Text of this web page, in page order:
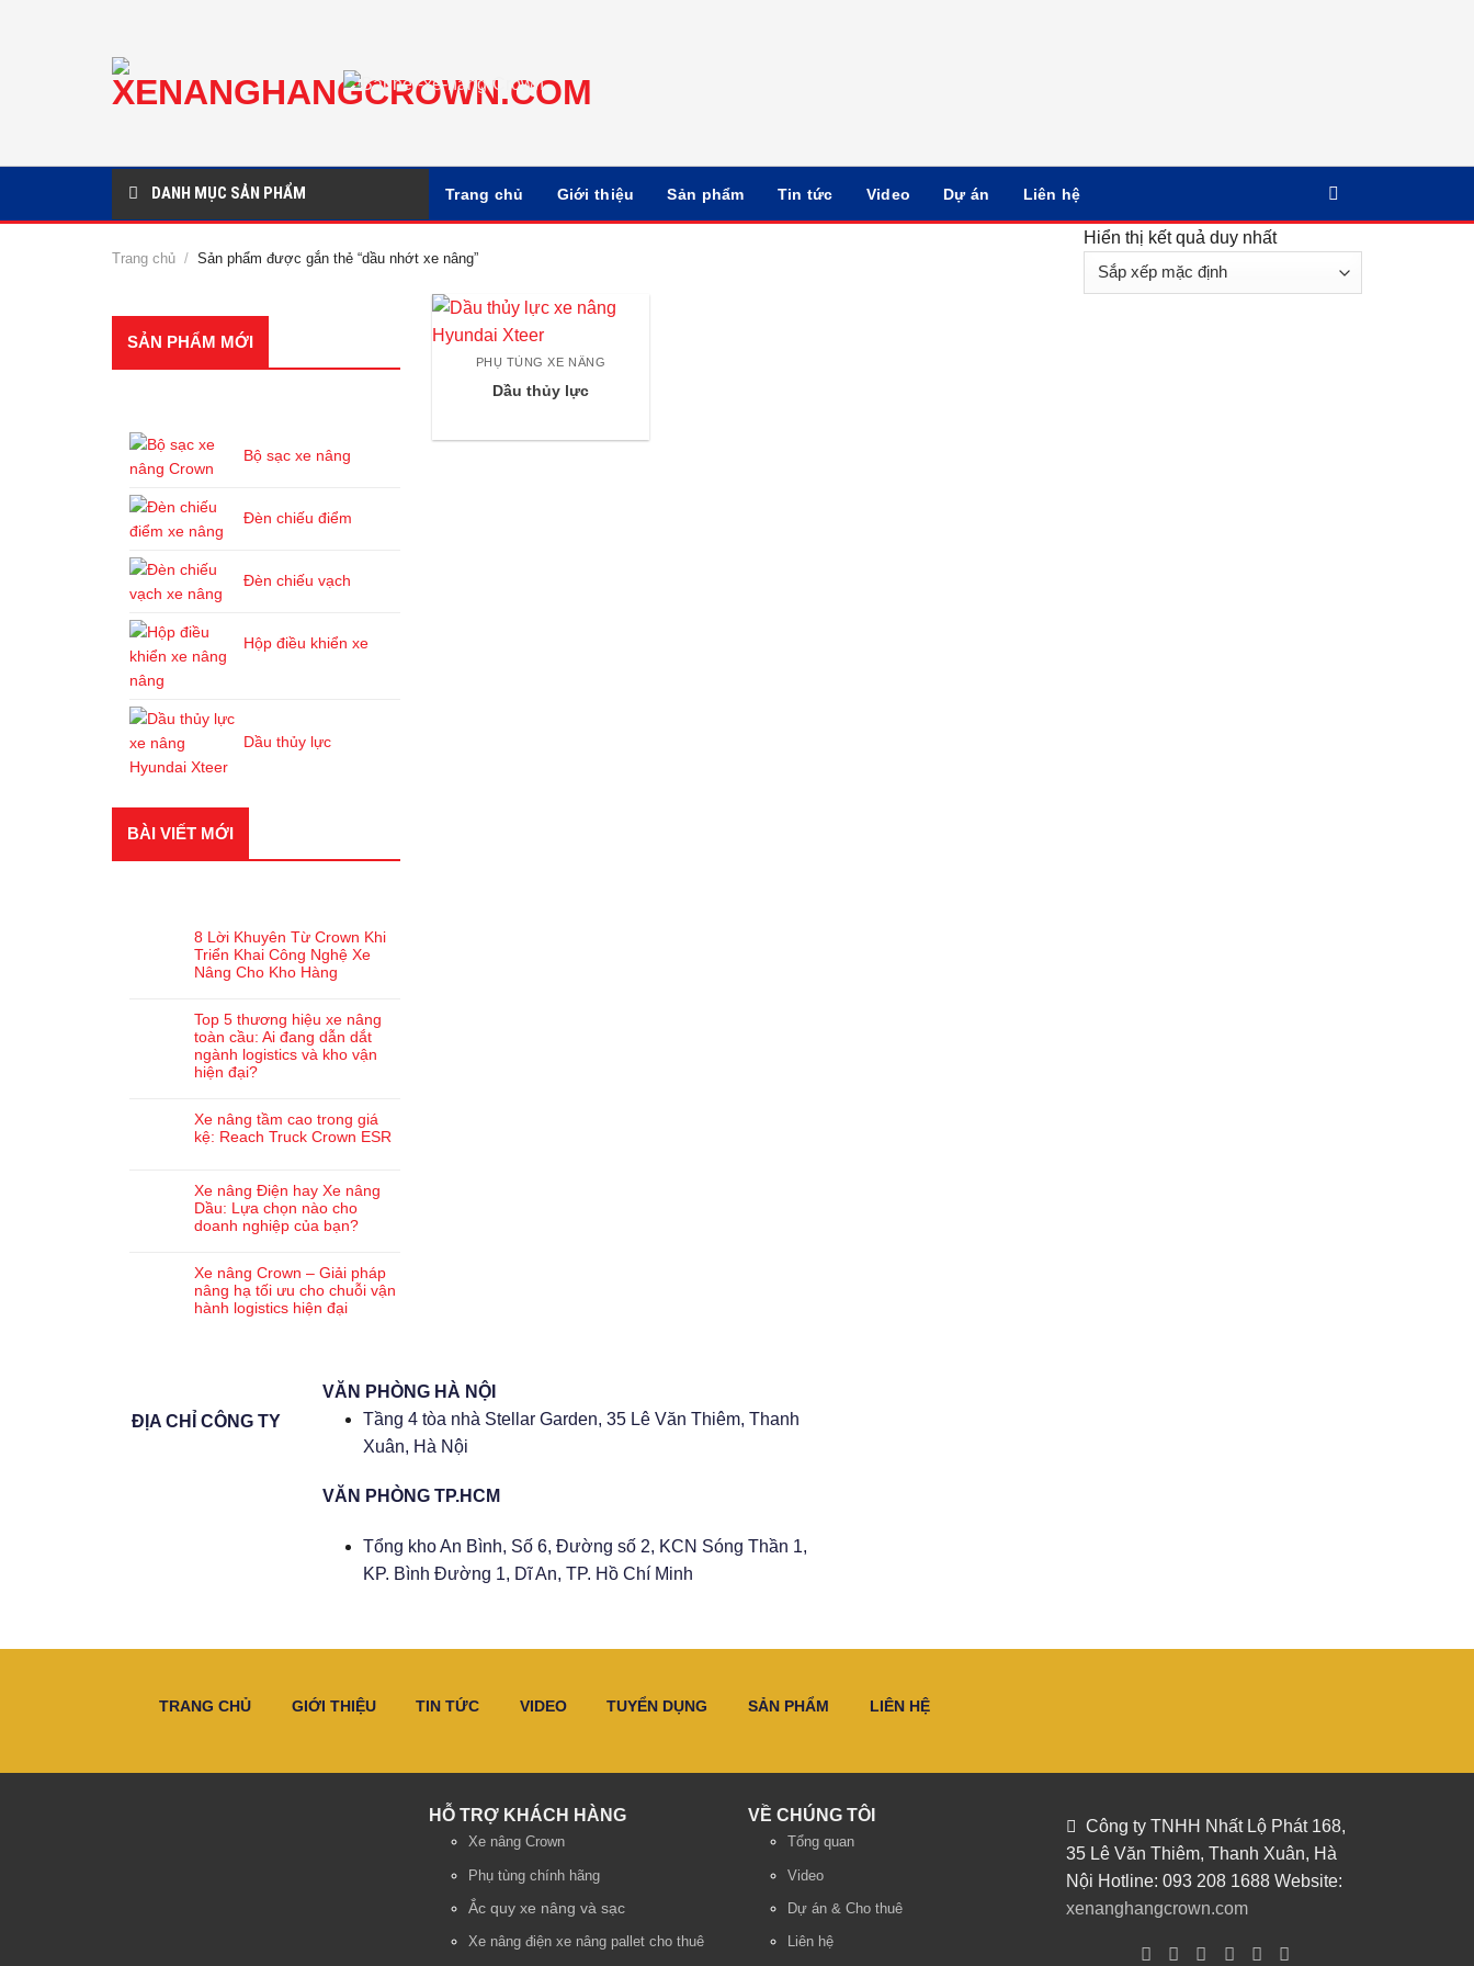
DANH MỤC SẢN PHẨM Trang chủ Giới thiệu Sản phẩm Tin tức Video Dự án Liên hệ
Trang chủ / Sản phẩm được gắn thẻ “dầu nhớt xe nâng”
Hiển thị kết quả duy nhất
SẢN PHẨM MỚI
Bộ sạc xe nâng
Đèn chiếu điểm
Đèn chiếu vạch
Hộp điều khiển xe
nâng
Dầu thủy lực
BÀI VIẾT MỚI
8 Lời Khuyên Từ Crown Khi
Triển Khai Công Nghệ Xe
Nâng Cho Kho Hàng
Top 5 thương hiệu xe nâng
toàn cầu: Ai đang dẫn dắt
ngành logistics và kho vận
hiện đại?
Xe nâng tầm cao trong giá
kệ: Reach Truck Crown ESR
Xe nâng Điện hay Xe nâng
Dầu: Lựa chọn nào cho
doanh nghiệp của bạn?
Xe nâng Crown – Giải pháp
nâng hạ tối ưu cho chuỗi vận
hành logistics hiện đại
PHỤ TÙNG XE NÂNG
Dầu thủy lực
ĐỊA CHỈ CÔNG TY
VĂN PHÒNG HÀ NỘI
Tầng 4 tòa nhà Stellar Garden, 35 Lê Văn Thiêm, Thanh
Xuân, Hà Nội
VĂN PHÒNG TP.HCM
Tổng kho An Bình, Số 6, Đường số 2, KCN Sóng Thần 1,
KP. Bình Đường 1, Dĩ An, TP. Hồ Chí Minh
TRANG CHỦ GIỚI THIỆU TIN TỨC VIDEO TUYỂN DỤNG SẢN PHẨM LIÊN HỆ
HỖ TRỢ KHÁCH HÀNG
Xe nâng Crown
Phụ tùng chính hãng
Ắc quy xe nâng và sạc
Xe nâng điện xe nâng pallet cho thuê
VỀ CHÚNG TÔI
Tổng quan
Video
Dự án & Cho thuê
Liên hệ
Công ty TNHH Nhất Lộ Phát 168,
35 Lê Văn Thiêm, Thanh Xuân, Hà
Nội Hotline: 093 208 1688 Website:
xenanghangcrown.com